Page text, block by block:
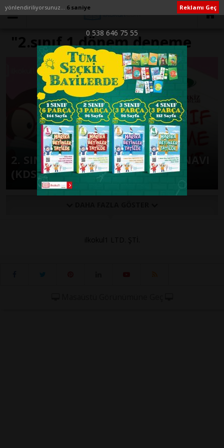
yönlendiriliyorsunuz... 6 saniye Reklamı Geç
0 538 646 75 55
"2.sınıf 1.dönem deneme
sınavı 2017" ile İlişikli
yazılar
2. SINIF 1. DÖNEM 2. DENEME SINAVI
(KDS2)